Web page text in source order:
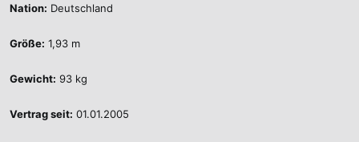
Nation: Deutschland
Größe: 1,93 m
Gewicht: 93 kg
Vertrag seit: 01.01.2005